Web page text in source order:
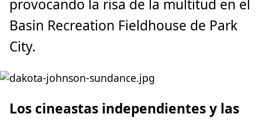
provocando la risa de la multitud en el
Basin Recreation Fieldhouse de Park
City.
Los cineastas independientes y las